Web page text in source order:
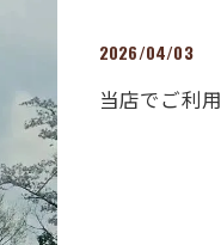
2026/04/03
当店でご利